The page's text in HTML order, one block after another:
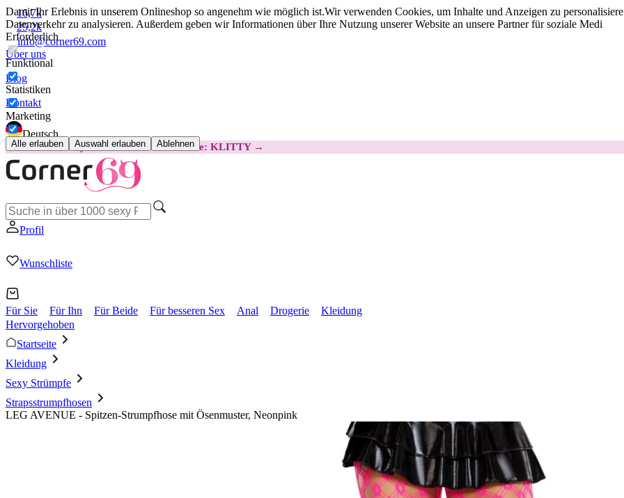
Damit Ihr Erlebnis in unserem Onlineshop so angenehm wie möglich ist.Wir verwenden Cookies, um Inhalte und Anzeigen zu
Datenverkehr zu analysieren. Außerdem geben wir Informationen über Ihre Nutzung unserer Website an unsere Partner für soziale Medi
Erforderlich
Funktional
Statistiken
Marketing
Alle erlauben Auswahl erlauben Ablehnen
16,7k
25,2k
info@corner69.com
Über uns
Blog
Kontakt
Deutsch
😽Svakom Klitty: 15 € GÜNSTIGERCode: KLITTY →
Profil
Wunschliste
Für Sie Für Ihn Für Beide Für besseren Sex Anal Drogerie
Kleidung
Hervorgehoben
Startseite
Kleidung
Sexy Strümpfe
Strapsstrumpfhosen
LEG AVENUE - Spitzen-Strumpfhose mit Ösenmuster, Neonpink